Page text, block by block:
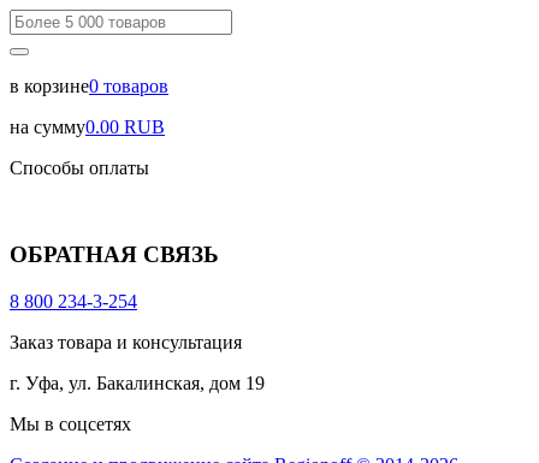
в корзине0 товаров
на сумму0.00 RUB
Способы оплаты
ОБРАТНАЯ СВЯЗЬ
8 800 234-3-254
Заказ товара и консультация
г. Уфа, ул. Бакалинская, дом 19
Мы в соцсетях